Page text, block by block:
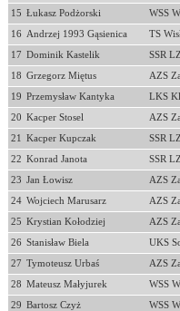
15 Łukasz Podżorski WSS
16 Andrzej 1993 Gąsienica TS
17 Dominik Kastelik SSR
18 Grzegorz Miętus AZS
19 Przemysław Kantyka LKS
20 Kacper Stosel AZS
21 Kacper Kupczak SSR
22 Konrad Janota SSR
23 Jan Łowisz AZS
24 Wojciech Marusarz AZS
25 Krystian Kołodziej AZS
26 Stanisław Biela UKS
27 Tymoteusz Urbaś AZS
28 Mateusz Małyjurek WSS
29 Bartosz Czyż WSS